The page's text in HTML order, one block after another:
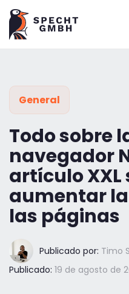
General
Todo sobre
navegador
artículo
aumentar
las páginas
Publicado por: Timo
Publicado: 19 de agosto de